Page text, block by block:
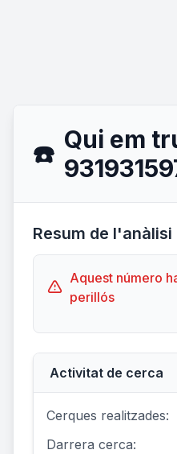
☎️ Qui em
Resum de l'anàlisi
Aquest número
perillós
Activitat de cerca
Cerques realitzades:
Darrera cerca: